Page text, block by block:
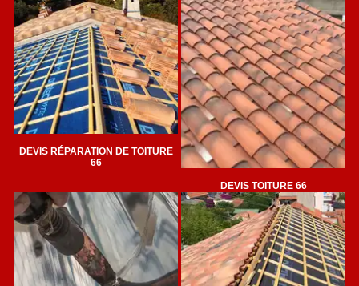
DEVIS RÉPARATION DE TOITURE
66
DEVIS TOITURE 66